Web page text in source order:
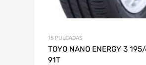
15 PULGADAS
TOYO NANO ENERGY 3
91T